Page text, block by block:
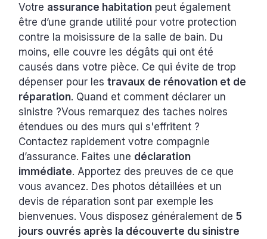
Votre assurance habitation peut également
être d’une grande utilité pour votre protection
contre la moisissure de la salle de bain. Du
moins, elle couvre les dégâts qui ont été
causés dans votre pièce. Ce qui évite de trop
dépenser pour lestravaux de rénovation et de
réparation. Quand et comment déclarer un
sinistre ?Vous remarquez des taches noires
étendues ou des murs qui s'effritent ?
Contactez rapidement votre compagnie
d’assurance. Faites une déclaration
immédiate. Apportez des preuves de ce que
vous avancez. Des photos détaillées et un
devis de réparation sont par exemple les
bienvenues. Vous disposez généralement de5
jours ouvrés après la découverte du sinistre